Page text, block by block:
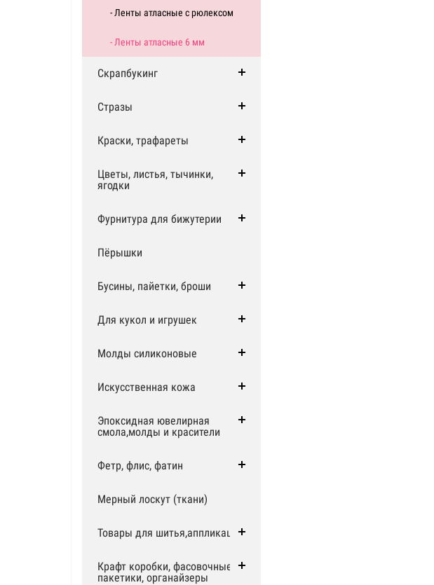
- Ленты атласные с рюлексом
- Ленты атласные 6 мм
Скрапбукинг
Стразы
Краски, трафареты
Цветы, листья, тычинки,
ягодки
Фурнитура для бижутерии
Пёрышки
Бусины, пайетки, броши
Для кукол и игрушек
Молды силиконовые
Искусственная кожа
Эпоксидная ювелирная
смола,молды и красители
Фетр, флис, фатин
Мерный лоскут (ткани)
Товары для шитья,аппликации
Крафт коробки, фасовочные
пакетики, органайзеры